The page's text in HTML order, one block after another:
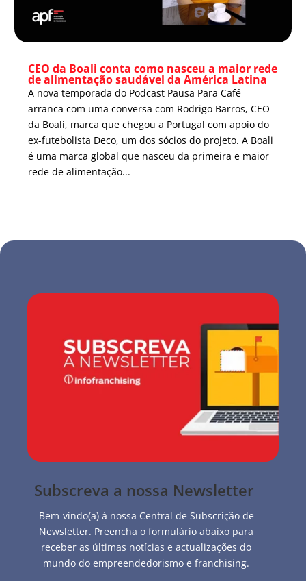
CEO da Boali conta como nasceu a maior rede
de alimentação saudável da América Latina
A nova temporada do Podcast Pausa Para Café
arranca com uma conversa com Rodrigo Barros, CEO
da Boali, marca que chegou a Portugal com apoio do
ex-futebolista Deco, um dos sócios do projeto. A Boali
é uma marca global que nasceu da primeira e maior
rede de alimentação...
Subscreva a nossa Newsletter
Bem-vindo(a) à nossa Central de Subscrição de
Newsletter. Preencha o formulário abaixo para
receber as últimas notícias e actualizações do
mundo do empreendedorismo e franchising.